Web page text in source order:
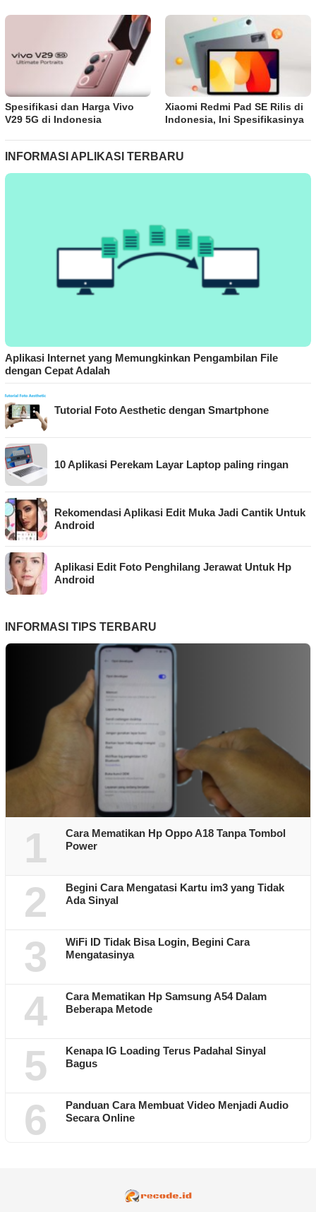
Spesifikasi dan Harga Vivo
V29 5G di Indonesia
Xiaomi Redmi Pad SE Rilis di
Indonesia, Ini Spesifikasinya
INFORMASI APLIKASI TERBARU
Aplikasi Internet yang Memungkinkan Pengambilan File
dengan Cepat Adalah
Tutorial Foto Aesthetic dengan Smartphone
10 Aplikasi Perekam Layar Laptop paling ringan
Rekomendasi Aplikasi Edit Muka Jadi Cantik Untuk
Android
Aplikasi Edit Foto Penghilang Jerawat Untuk Hp
Android
INFORMASI TIPS TERBARU
1
Cara Mematikan Hp Oppo A18 Tanpa Tombol
Power
2
Begini Cara Mengatasi Kartu im3 yang Tidak
Ada Sinyal
3
WiFi ID Tidak Bisa Login, Begini Cara
Mengatasinya
4
Cara Mematikan Hp Samsung A54 Dalam
Beberapa Metode
5
Kenapa IG Loading Terus Padahal Sinyal
Bagus
6
Panduan Cara Membuat Video Menjadi Audio
Secara Online